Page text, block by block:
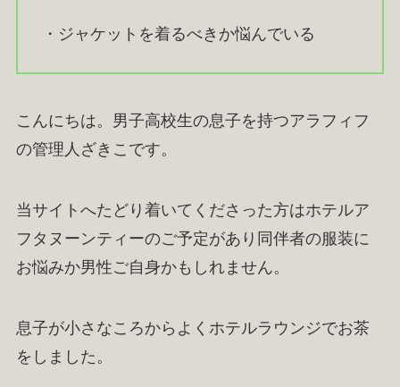
・ジャケットを着るべきか悩んでいる
こんにちは。男子高校生の息子を持つアラフィフ
の管理人ざきこです。
当サイトへたどり着いてくださった方はホテルア
フタヌーンティーのご予定があり同伴者の服装に
お悩みか男性ご自身かもしれません。
息子が小さなころからよくホテルラウンジでお茶
をしました。